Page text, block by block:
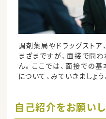
調剤薬局やドラッグスト
まざまですが、面接で問
ん。ここでは、面接での
について、みていきましょう
自己紹介をお願い